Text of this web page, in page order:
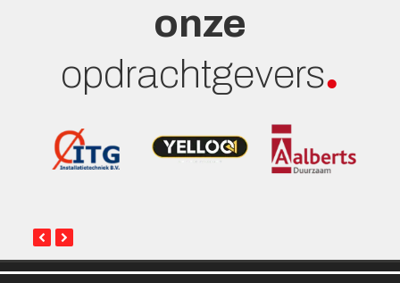
onze
opdrachtgevers
previous